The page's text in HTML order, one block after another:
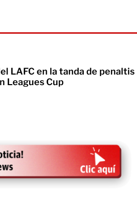
LAFC en la tanda de penaltis
Leagues Cup